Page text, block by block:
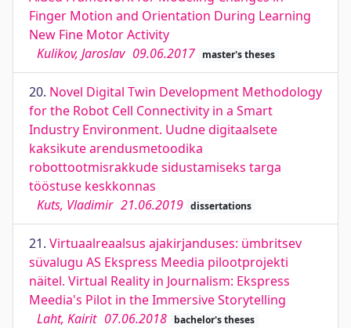
Finger Motion and Orientation During Learning
New Fine Motor Activity
Kulikov, Jaroslav 09.06.2017 master's theses
20. Novel Digital Twin Development Methodology
for the Robot Cell Connectivity in a Smart
Industry Environment. Uudne digitaalsete
kaksikute arendusmetoodika
robottootmisrakkude sidustamiseks targa
tööstuse keskkonnas
Kuts, Vladimir 21.06.2019 dissertations
21. Virtuaalreaalsus ajakirjanduses: ümbritsev
süvalugu AS Ekspress Meedia pilootprojekti
näitel. Virtual Reality in Journalism: Ekspress
Meedia's Pilot in the Immersive Storytelling
Laht, Kairit 07.06.2018 bachelor's theses